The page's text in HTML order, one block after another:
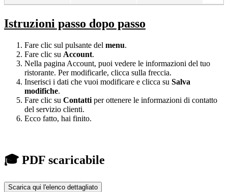
Istruzioni passo dopo passo
Fare clic sul pulsante del menu.
Fare clic su Account.
Nella pagina Account, puoi vedere le informazioni del tuo
ristorante. Per modificarle, clicca sulla freccia.
Inserisci i dati che vuoi modificare e clicca su Salva
modifiche.
Fare clic su Contatti per ottenere le informazioni di contatto
del servizio clienti.
Ecco fatto, hai finito.
🎓 PDF scaricabile
Scarica qui l'elenco dettagliato